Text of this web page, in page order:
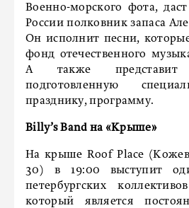
Военно-морского фота,
России полковник запаса
Он исполнит песни,
фонд отечественного
А также
подготовленную
празднику, программу.
Billy’s Band на «Крыше»
На крыше Roof Place
30) в 19:00 выступит
петербургских
который является